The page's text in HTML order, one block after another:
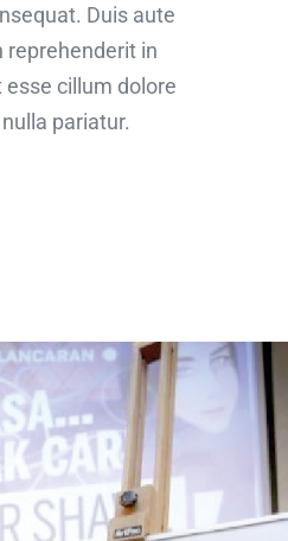
Duis aute
reprehenderit in
cillum dolore
pariatur.